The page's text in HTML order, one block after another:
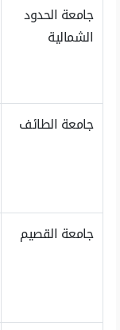
جامعة الحدود
الشمالية
جامعة الطائف
جامعة القصيم